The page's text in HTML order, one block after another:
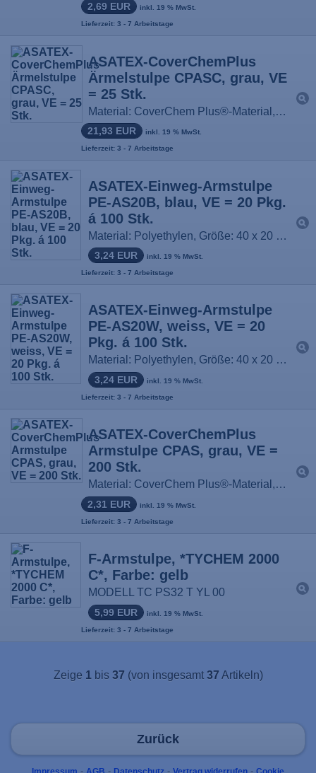
2,69 EUR inkl. 19 % MwSt.
Lieferzeit: 3 - 7 Arbeitstage
ASATEX-CoverChemPlus
Ärmelstulpe CPASC, grau, VE
= 25 Stk.
Material: CoverChem Plus®-Material, Größe: 135 cm lang
21,93 EUR inkl. 19 % MwSt.
Lieferzeit: 3 - 7 Arbeitstage
ASATEX-Einweg-Armstulpe
PE-AS20B, blau, VE = 20 Pkg.
á 100 Stk.
Material: Polyethylen, Größe: 40 x 20 cm
3,24 EUR inkl. 19 % MwSt.
Lieferzeit: 3 - 7 Arbeitstage
ASATEX-Einweg-Armstulpe
PE-AS20W, weiss, VE = 20
Pkg. á 100 Stk.
Material: Polyethylen, Größe: 40 x 20 cm
3,24 EUR inkl. 19 % MwSt.
Lieferzeit: 3 - 7 Arbeitstage
ASATEX-CoverChemPlus
Armstulpe CPAS, grau, VE =
200 Stk.
Material: CoverChem Plus®-Material, Größe: 60 cm lang
2,31 EUR inkl. 19 % MwSt.
Lieferzeit: 3 - 7 Arbeitstage
F-Armstulpe, *TYCHEM 2000
C*, Farbe: gelb
MODELL TC PS32 T YL 00
5,99 EUR inkl. 19 % MwSt.
Lieferzeit: 3 - 7 Arbeitstage
Zeige 1bis 37 (von insgesamt 37 Artikeln)
Zurück